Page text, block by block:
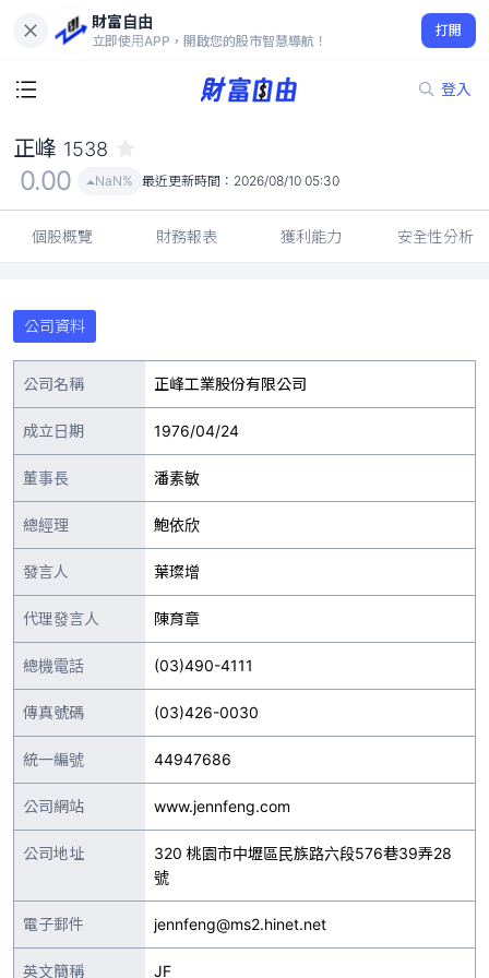
財富自由
立即使用APP，開啟您的股市智慧導航！
打開
登入
0.00
NaN%
正峰 1538
0.00 NaN% 最近更新時間： 2026/08/10 05:30
個股概覽 財務報表 獲利能力 安全性分析
公司資料
公司名稱 正峰工業股份有限公司
成立日期 1976/04/24
董事長 潘素敏
總經理 鮑依欣
發言人 葉璨增
代理發言人 陳育章
總機電話 (03)490-4111
傳真號碼 (03)426-0030
統一編號 44947686
公司網站 www.jennfeng.com
公司地址
320 桃園市中壢區民族路六段576巷39弄28
號
電子郵件 jennfeng@ms2.hinet.net
英文簡稱 JF